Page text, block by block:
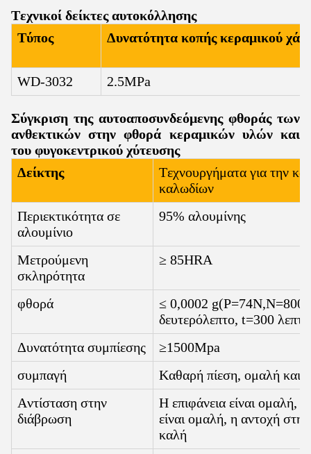
Τεχνικοί δείκτες αυτοκόλλησης
Τύπος
Δυνατότητα κοπής κεραμικού
WD-3032 2.5MPa
Σύγκριση της αυτοαποσυνδεόμενης φθοράς των
ανθεκτικών στην φθορά κεραμικών υλών και
του φυγοκεντρικού χύτευσης
Δείκτης
Τεχνουργήματα για την
καλωδίων
Περιεκτικότητα σε
αλουμίνιο
95% αλουμίνης
Μετρούμενη
σκληρότητα
≥ 85HRA
φθορά ≤ 0,0002 g(P=74N,N=800
δευτερόλεπτο, t=300
Δυνατότητα συμπίεσης
≥1500Mpa
συμπαγή
Καθαρή πίεση, ομαλή και
Αντίσταση στην
διάβρωση
Η επιφάνεια είναι ομαλή,
είναι ομαλή, η αντοχή
καλή